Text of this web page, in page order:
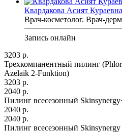
Квардакова Асият Кураевна
Врач-косметолог. Врач-
Запись онлайн
3203 р.
Трехкомпанентный пилинг
Azelaik 2-Funktion)
3203 р.
2040 р.
Пилинг всесезонный
2040 р.
2040 р.
Пилинг всесезонный Skinsynergy